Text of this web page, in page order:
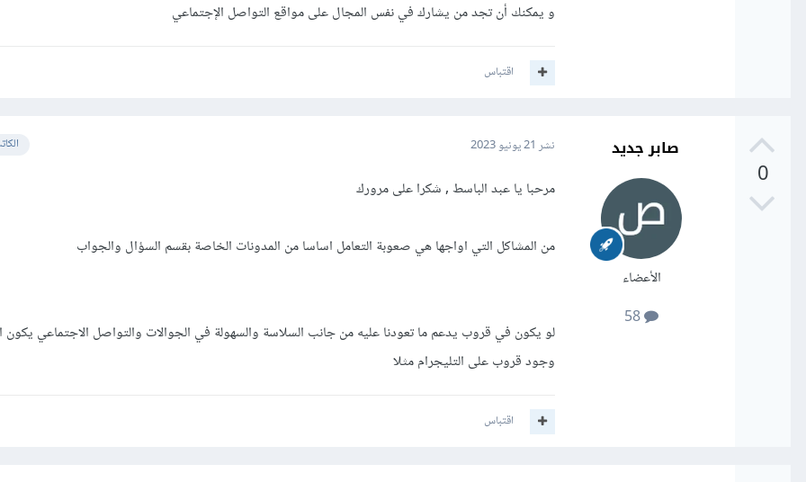
و يمكنك أن تجد من يشارك في نفس المجال على مواقع التواصل الإجتماعي
اقتباس
0
صابر جديد
الأعضاء
نشر 21 يونيو 2023
مرحبا يا عبد الباسط , شكرا على مرورك
من المشاكل التي اواجها هي صعوبة التعامل اساسا من المدونات الخاصة بقسم السؤال والجواب
لو يكون في قروب يدعم ما تعودنا عليه من جانب السلاسة والسهولة في الجوالات والتواصل الاجتماعي
وجود قروب على التليجرام مثلا
اقتباس